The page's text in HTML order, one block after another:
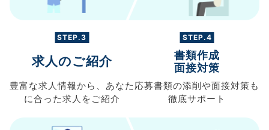
STEP.3
求人のご紹介
豊富な求人情報から、 あなた
に合った求人を ご紹介
STEP.4
書類作成
面接対策
応募書類の添削や面接対策も
徹底サポート